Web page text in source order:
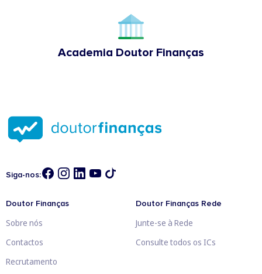
Academia Doutor Finanças
Siga-nos:
Doutor Finanças
Sobre nós
Contactos
Recrutamento
Doutor Finanças Rede
Junte-se à Rede
Consulte todos os ICs